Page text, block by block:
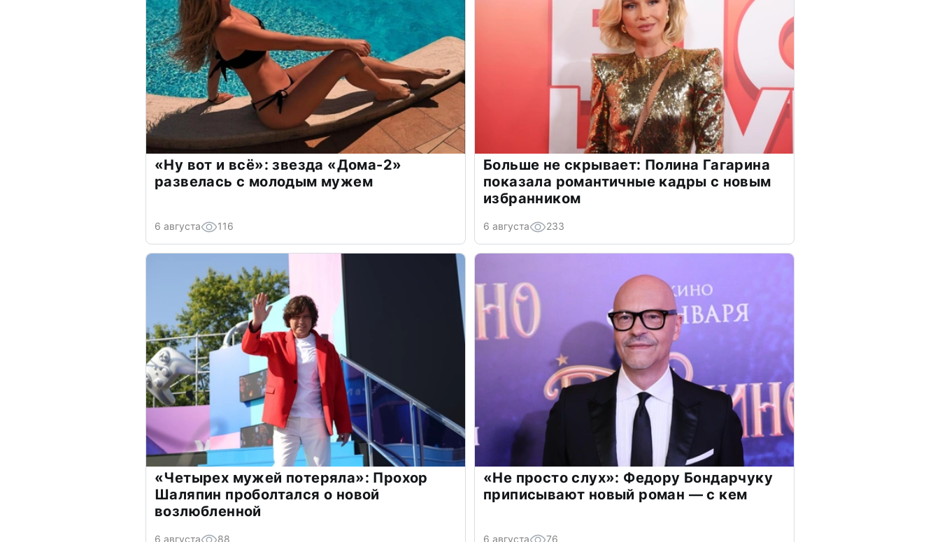
«Ну вот и всё»: звезда «Дома-2»
развелась с молодым мужем
6 августа 116
Больше не скрывает: Полина Гагарина
показала романтичные кадры с новым
избранником
6 августа 233
«Четырех мужей потеряла»: Прохор
Шаляпин проболтался о новой
возлюбленной
6 августа 88
«Не просто слух»: Федору Бондарчуку
приписывают новый роман — с кем
6 августа 76